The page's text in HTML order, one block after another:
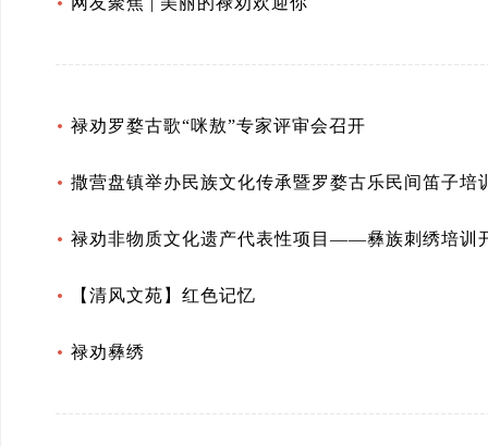
禄劝罗婺古歌“咪敖”专家评审会召开
撒营盘镇举办民族文化传承暨罗婺古乐民间笛子培
禄劝非物质文化遗产代表性项目——彝族刺绣培训
【清风文苑】红色记忆
禄劝彝绣